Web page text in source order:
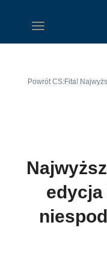
Powrót CS:Fita!
edycja